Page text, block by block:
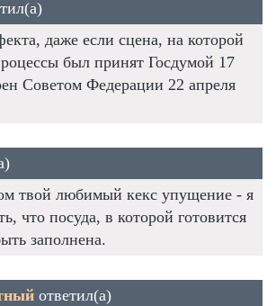
даже если сцена, на которой
был принят Госдумой 17
Советом Федерации 22 апреля
твой любимый кекс упущение - я
что посуда, в которой готовится
заполнена.
ответил(а)